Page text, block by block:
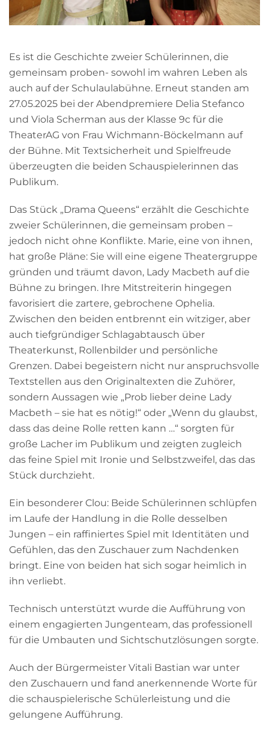
Es ist die Geschichte zweier Schülerinnen, die
gemeinsam proben- sowohl im wahren Leben als
auch auf der Schulaulabühne. Erneut standen am
27.05.2025 bei der Abendpremiere Delia Stefanco
und Viola Scherman aus der Klasse 9c für die
TheaterAG von Frau Wichmann-Böckelmann auf
der Bühne. Mit Textsicherheit und Spielfreude
überzeugten die beiden Schauspielerinnen das
Publikum.
Das Stück „Drama Queens“ erzählt die Geschichte
zweier Schülerinnen, die gemeinsam proben –
jedoch nicht ohne Konflikte. Marie, eine von ihnen,
hat große Pläne: Sie will eine eigene Theatergruppe
gründen und träumt davon, Lady Macbeth auf die
Bühne zu bringen. Ihre Mitstreiterin hingegen
favorisiert die zartere, gebrochene Ophelia.
Zwischen den beiden entbrennt ein witziger, aber
auch tiefgründiger Schlagabtausch über
Theaterkunst, Rollenbilder und persönliche
Grenzen. Dabei begeistern nicht nur anspruchsvolle
Textstellen aus den Originaltexten die Zuhörer,
sondern Aussagen wie „Prob lieber deine Lady
Macbeth – sie hat es nötig!“ oder „Wenn du glaubst,
dass das deine Rolle retten kann …“ sorgten für
große Lacher im Publikum und zeigten zugleich
das feine Spiel mit Ironie und Selbstzweifel, das das
Stück durchzieht.
Ein besonderer Clou: Beide Schülerinnen schlüpfen
im Laufe der Handlung in die Rolle desselben
Jungen – ein raffiniertes Spiel mit Identitäten und
Gefühlen, das den Zuschauer zum Nachdenken
bringt. Eine von beiden hat sich sogar heimlich in
ihn verliebt.
Technisch unterstützt wurde die Aufführung von
einem engagierten Jungenteam, das professionell
für die Umbauten und Sichtschutzlösungen sorgte.
Auch der Bürgermeister Vitali Bastian war unter
den Zuschauern und fand anerkennende Worte für
die schauspielerische Schülerleistung und die
gelungene Aufführung.